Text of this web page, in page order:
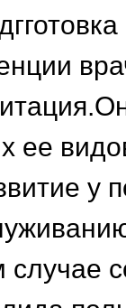
ее
у
случае